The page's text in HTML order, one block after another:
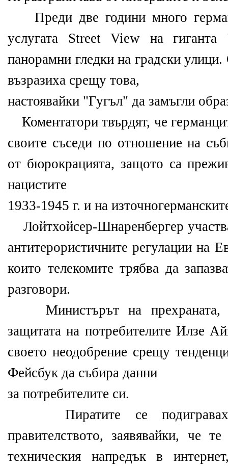
Преди две години много
услугата Street View на гиганта
панорамни гледки на градски
възразиха срещу това,
настоявайки "Гугъл" да замъгли
Коментатори твърдят, че
своите съседи по отношение на
от бюрокрацията, защото са
нацистите
1933-1945 г. и на
Лойтхойсер-Шнаренбергер
антитерористичните регулации на
които телекомите трябва да
разговори.
Министърът на прехраната,
защитата на потребителите Илзе
своето неодобрение срещу
Фейсбук да събира данни
за потребителите си.
Пиратите се
правителството, заявявайки, че
техническия напредък в